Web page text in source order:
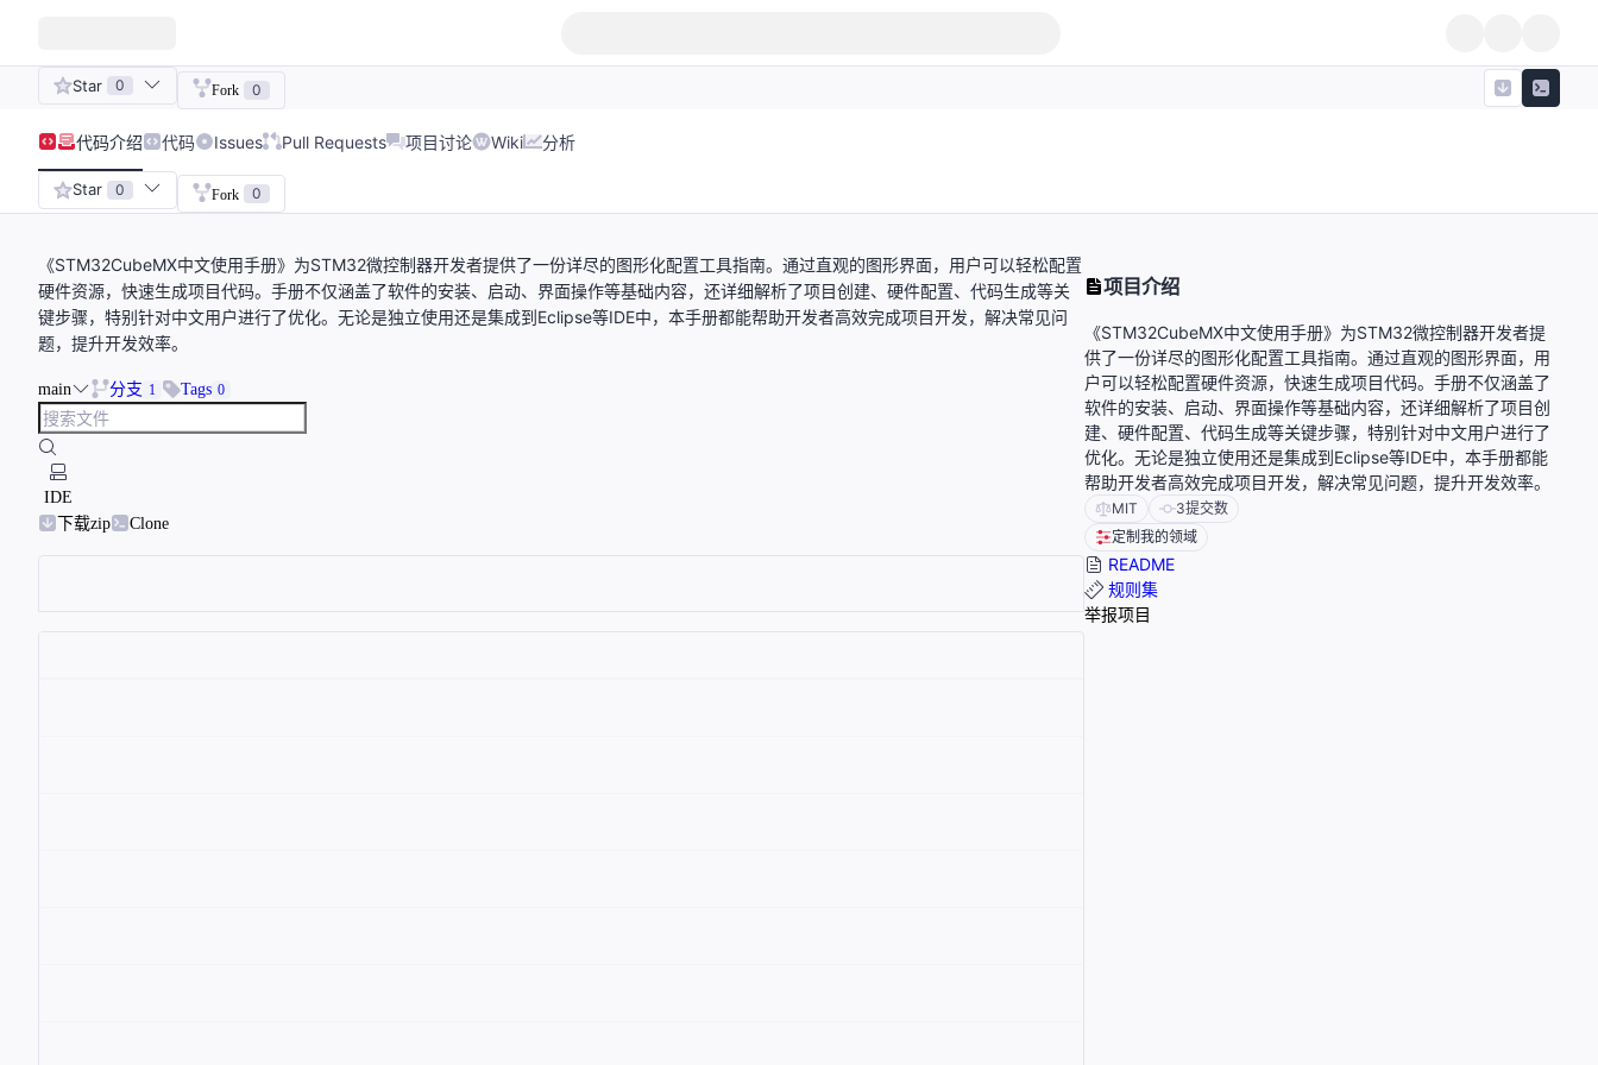
Star 0 Fork 0
代码介绍 代码 Issues Pull Requests 项目讨论 Wiki 分析
Star 0 Fork 0
《STM32CubeMX中文使用手册》为STM32微控制器开发者提供了一份详尽的图形化配置工具指南。通过直观的图形界面，用户可以轻松配置
硬件资源，快速生成项目代码。手册不仅涵盖了软件的安装、启动、界面操作等基础内容，还详细解析了项目创建、硬件配置、代码生成等关
键步骤，特别针对中文用户进行了优化。无论是独立使用还是集成到Eclipse等IDE中，本手册都能帮助开发者高效完成项目开发，解决常见问
题，提升开发效率。
main 分支 1 Tags 0
IDE
下载zip
Clone
项目介绍
《STM32CubeMX中文使用手册》为STM32微控制器开发者提
供了一份详尽的图形化配置工具指南。通过直观的图形界面，用
户可以轻松配置硬件资源，快速生成项目代码。手册不仅涵盖了
软件的安装、启动、界面操作等基础内容，还详细解析了项目创
建、硬件配置、代码生成等关键步骤，特别针对中文用户进行了
优化。无论是独立使用还是集成到Eclipse等IDE中，本手册都能
帮助开发者高效完成项目开发，解决常见问题，提升开发效率。
MIT 3提交数
定制我的领域
README
规则集
举报项目